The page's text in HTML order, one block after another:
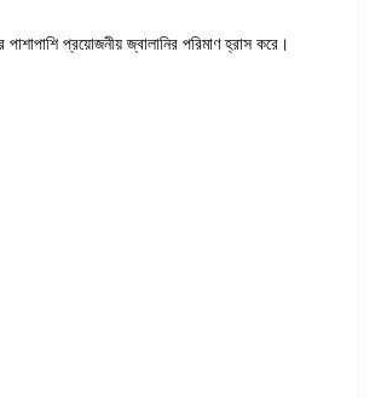
প্রয়োজনীয় জ্বালানির পরিমাণ হ্রাস করে।